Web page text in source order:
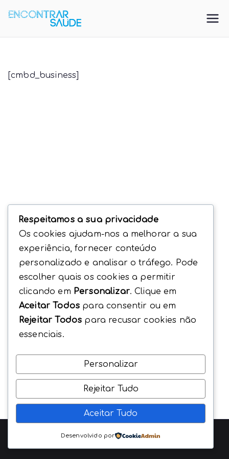
para
o
EncontrarSa
[cmbd_business]
Respeitamos a sua privacidade
Os cookies ajudam-nos a melhorar a sua
experiência, fornecer conteúdo
personalizado e analisar o tráfego. Pode
escolher quais os cookies a permitir
clicando em Personalizar. Clique em
Aceitar Todos para consentir ou em
Rejeitar Todos para recusar cookies não
essenciais.
Personalizar
Rejeitar Tudo
Aceitar Tudo
Desenvolvido por